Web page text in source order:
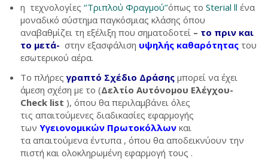
η τεχνολογίες ‘’Τριπλού Φραγμού’’όπως το Sterial ll ένα
μοναδικό σύστημα παγκόσμιας κλάσης όπου
αναβαθμίζει τη εξέλιξη που σηματοδοτεί – το πριν και
το μετά- στην εξασφάλιση υψηλής καθαρότητας του
εσωτερικού αέρα.
Το πλήρεςγραπτό Σχέδιο Δράσης μπορεί να έχει
άμεση σχέση με το (Δελτίο Αυτόνομου Ελέγχου-
Check list ), όπου θα περιλαμβάνει όλες
τις απαιτούμενες διαδικασίες εφαρμογής
των Υγειονομικών Πρωτοκόλλων και
τα απαιτούμενα έντυπα , όπου θα αποδεικνύουν την
πιστή και ολοκληρωμένη εφαρμογή τους .